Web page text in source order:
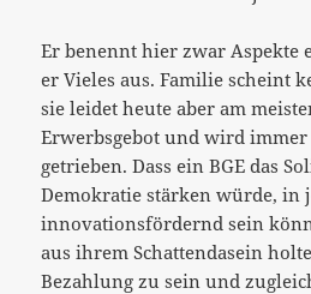
Er benennt hier zwar Aspekte
er Vieles aus. Familie scheint
sie leidet heute aber am
Erwerbsgebot und wird
getrieben. Dass ein BGE das
Demokratie stärken würde, in
innovationsfördernd sein
aus ihrem Schattendasein
Bezahlung zu sein und